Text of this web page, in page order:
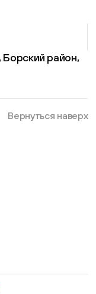
Борский район,
Вернуться наверх